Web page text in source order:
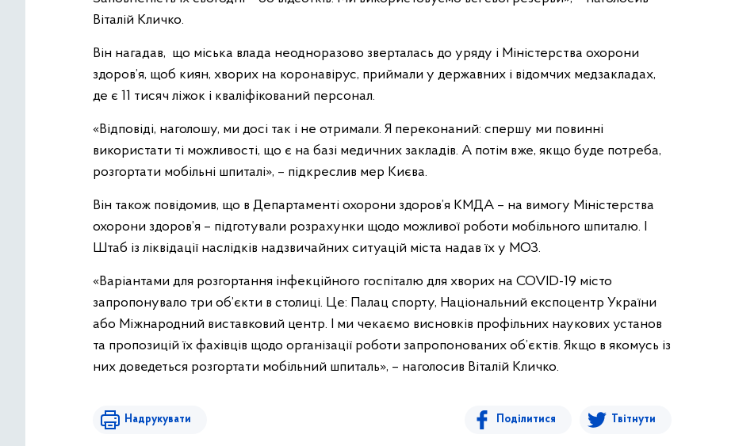
Віталій Кличко.
Він нагадав, що міська влада неодноразово зверталась до уряду і Міністерства охорони
здоров’я, щоб киян, хворих на коронавірус, приймали у державних і відомчих медзакладах,
де є 11 тисяч ліжок і кваліфікований персонал.
«Відповіді, наголошу, ми досі так і не отримали. Я переконаний: спершу ми повинні
використати ті можливості, що є на базі медичних закладів. А потім вже, якщо буде потреба,
розгортати мобільні шпиталі», – підкреслив мер Києва.
Він також повідомив, що в Департаменті охорони здоров’я КМДА – на вимогу Міністерства
охорони здоров’я – підготували розрахунки щодо можливої роботи мобільного шпиталю. І
Штаб із ліквідації наслідків надзвичайних ситуацій міста надав їх у МОЗ.
«Варіантами для розгортання інфекційного госпіталю для хворих на COVID-19 місто
запропонувало три об’єкти в столиці. Це: Палац спорту, Національний експоцентр України
або Міжнародний виставковий центр. І ми чекаємо висновків профільних наукових установ
та пропозицій їх фахівців щодо організації роботи запропонованих об’єктів. Якщо в якомусь із
них доведеться розгортати мобільний шпиталь», – наголосив Віталій Кличко.
Надрукувати Поділитися Твітнути